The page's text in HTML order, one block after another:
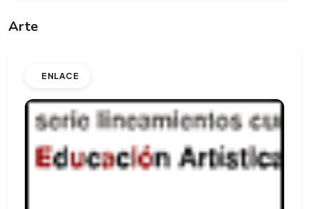
Arte
ENLACE